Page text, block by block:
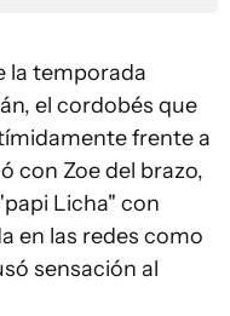
la temporada
el cordobés que
frente a
con Zoe del brazo,
Licha" con
en las redes como
sensación al